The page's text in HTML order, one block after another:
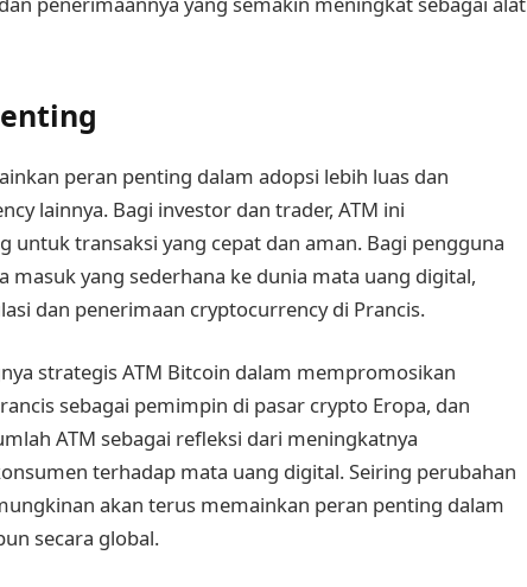
peran penting dalam adopsi lebih luas dan
lainnya. Bagi investor dan trader, ATM ini
transaksi yang cepat dan aman. Bagi pengguna
masuk yang sederhana ke dunia mata uang digital,
dan penerimaan cryptocurrency di Prancis.
strategis ATM Bitcoin dalam mempromosikan
sebagai pemimpin di pasar crypto Eropa, dan
ATM sebagai refleksi dari meningkatnya
terhadap mata uang digital. Seiring perubahan
akan terus memainkan peran penting dalam
secara global.